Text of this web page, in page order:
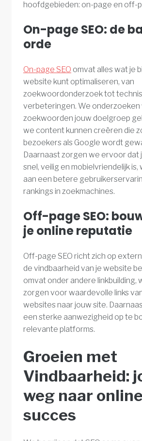
hoofdgebieden: on-page en off-
On-page SEO: de
orde
On-page SEO omvat alles wat je
website kunt optimaliseren, van
zoekwoordonderzoek tot
verbeteringen. We onderzoeken
zoekwoorden jouw doelgroep
we content kunnen creëren die
bezoekers als Google wordt
Daarnaast zorgen we ervoor dat
snel, veilig en mobielvriendelijk
aan een betere
rankings in zoekmachines.
Off-page SEO:
je online reputatie
Off-page SEO richt zich op
de vindbaarheid van je website
omvat onder andere linkbuilding,
zorgen voor waardevolle links
websites naar jouw site.
een sterke aanwezigheid op te
relevante platforms.
Groeien met
Vindbaarheid:
weg naar online
succes